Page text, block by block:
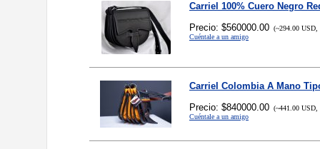
Carriel 100% Cuero Negro
Precio: $560000.00 (~294.00 USD,
Cuéntale a un amigo
Carriel Colombia A Mano
Precio: $840000.00 (~441.00 USD,
Cuéntale a un amigo